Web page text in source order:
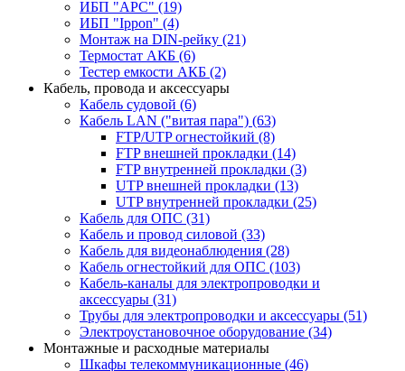
ИБП "APC" (19)
ИБП "Ippon" (4)
Монтаж на DIN-рейку (21)
Термостат АКБ (6)
Тестер емкости АКБ (2)
Кабель, провода и аксессуары
Кабель судовой (6)
Кабель LAN ("витая пара") (63)
FTP/UTP огнестойкий (8)
FTP внешней прокладки (14)
FTP внутренней прокладки (3)
UTP внешней прокладки (13)
UTP внутренней прокладки (25)
Кабель для ОПС (31)
Кабель и провод силовой (33)
Кабель для видеонаблюдения (28)
Кабель огнестойкий для ОПС (103)
Кабель-каналы для электропроводки и
аксессуары (31)
Трубы для электропроводки и аксессуары (51)
Электроустановочное оборудование (34)
Монтажные и расходные материалы
Шкафы телекоммуникационные (46)